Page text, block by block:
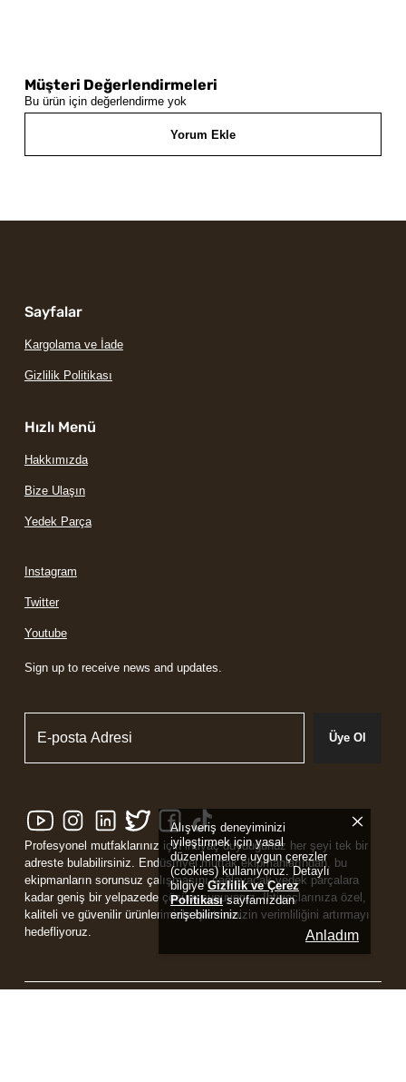
Alışveriş deneyiminizi
iyileştirmek için yasal
düzenlemelere uygun çerezler
(cookies) kullanıyoruz. Detaylı
bilgiyeGizlilik ve Çerez
Politikası sayfamızdan
erişebilirsiniz.
Anladım
Müşteri Değerlendirmeleri
Bu ürün için değerlendirme yok
Yorum Ekle
Sayfalar
Kargolama ve İade
Gizlilik Politikası
Hızlı Menü
Hakkımızda
Bize Ulaşın
Yedek Parça
Instagram
Twitter
Youtube
Sign up to receive news and updates.
Üye Ol
Profesyonel mutfaklarınız için ihtiyaç duyduğunuz her şeyi tek bir
adreste bulabilirsiniz. Endüstriyel mutfak ekipmanlarından, bu
ekipmanların sorunsuz çalışmasını sağlayacak yedek parçalara
kadar geniş bir yelpazede çözüm sunuyoruz. İhtiyaçlarınıza özel,
kaliteli ve güvenilir ürünlerimizle işletmenizin verimliliğini artırmayı
hedefliyoruz.